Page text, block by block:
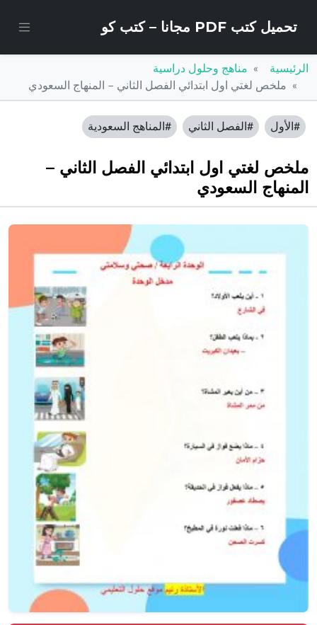
تحميل كتب PDF مجانا – كتب كو
الرئيسية
مناهج وحلول دراسية
ملخص لغتي اول ابتدائي الفصل الثاني – المنهاج السعودي
#الأول #الفصل الثاني #المناهج السعودية
ملخص لغتي اول ابتدائي الفصل الثاني –
المنهاج السعودي